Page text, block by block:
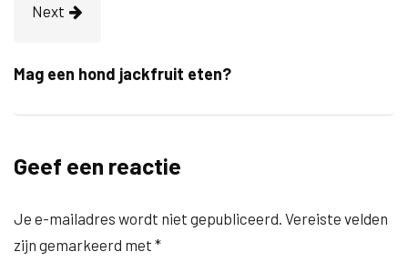
Next
Mag een hond jackfruit eten?
Geef een reactie
Je e-mailadres wordt niet gepubliceerd. Vereiste velden
zijn gemarkeerd met *